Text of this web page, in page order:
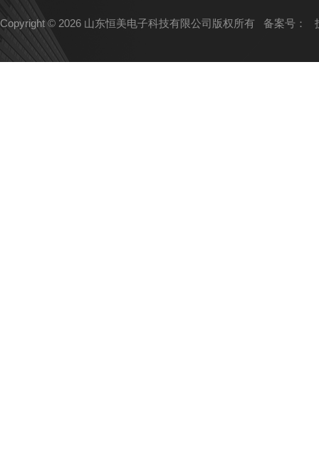
Copyright © 2026 山东恒美电子科技有限公司版权所有 备案号：